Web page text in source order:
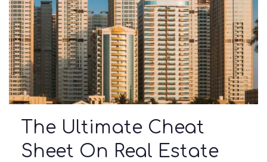
The Ultimate Cheat
Sheet On Real Estate